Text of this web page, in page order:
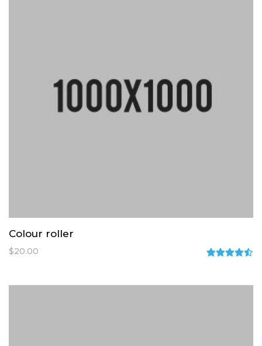
Colour roller
out of
$20.00